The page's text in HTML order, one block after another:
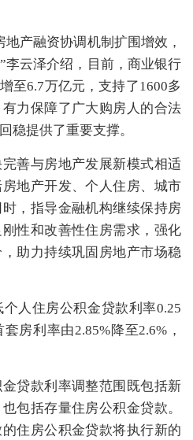
产融资协调机制扩围增效，
李云泽介绍，目前，商业银行
至6.7万亿元，支持了1600多
力保障了广大购房人的合法
稳提供了重要支撑。
与房地产发展新模式相适
地产开发、个人住房、城市
，指导金融机构继续保持房
性和改善性住房需求，强化
助力持续巩固房地产市场稳
住房公积金贷款利率0.25
房利率由2.85%降至2.6%，
款利率调整范围既包括新
包括存量住房公积金贷款。
住房公积金贷款将执行新的